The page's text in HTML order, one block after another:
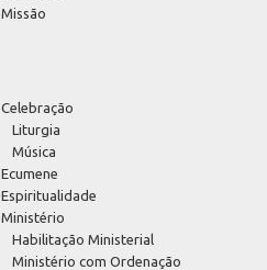
Missão
Celebração
Liturgia
Música
Ecumene
Espiritualidade
Ministério
Habilitação Ministerial
Ministério com Ordenação